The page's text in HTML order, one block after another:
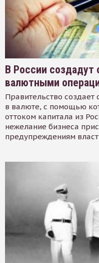
В России создадут
валютными
Правительство
в валюте, с помощью
оттоком капитала из
нежелание бизнеса
предупреждениям